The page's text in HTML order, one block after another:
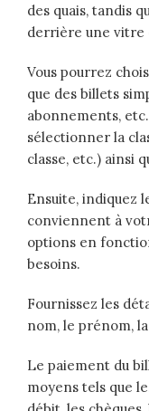
des quais, tandis
derrière une vitre
Vous pourrez
que des billets
abonnements,
sélectionner la
classe, etc.) ainsi
Ensuite, indiquez
conviennent à
options en
besoins.
Fournissez les
nom, le prénom,
Le paiement du
moyens tels que